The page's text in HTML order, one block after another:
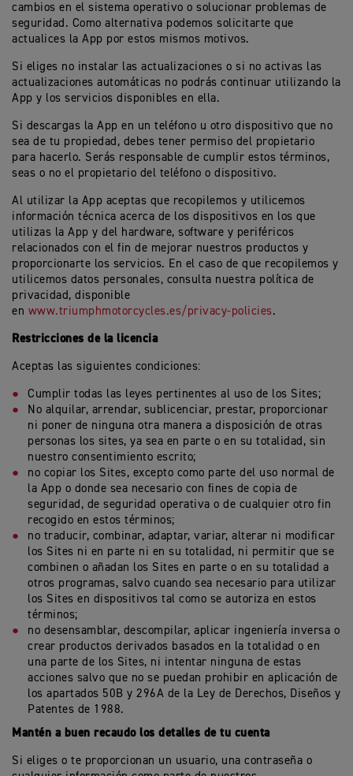
cambios en el sistema operativo o solucionar problemas de
seguridad. Como alternativa podemos solicitarte que
actualices la App por estos mismos motivos.
Si eliges no instalar las actualizaciones o si no activas las
actualizaciones automáticas no podrás continuar utilizando la
App y los servicios disponibles en ella.
Si descargas la App en un teléfono u otro dispositivo que no
sea de tu propiedad, debes tener permiso del propietario
para hacerlo. Serás responsable de cumplir estos términos,
seas o no el propietario del teléfono o dispositivo.
Al utilizar la App aceptas que recopilemos y utilicemos
información técnica acerca de los dispositivos en los que
utilizas la App y del hardware, software y periféricos
relacionados con el fin de mejorar nuestros productos y
proporcionarte los servicios. En el caso de que recopilemos y
utilicemos datos personales, consulta nuestra política de
privacidad, disponible
en www.triumphmotorcycles.es/privacy-policies.
Restricciones de la licencia
Aceptas las siguientes condiciones:
Cumplir todas las leyes pertinentes al uso de los Sites;
No alquilar, arrendar, sublicenciar, prestar, proporcionar
ni poner de ninguna otra manera a disposición de otras
personas los sites, ya sea en parte o en su totalidad, sin
nuestro consentimiento escrito;
no copiar los Sites, excepto como parte del uso normal de
la App o donde sea necesario con fines de copia de
seguridad, de seguridad operativa o de cualquier otro fin
recogido en estos términos;
no traducir, combinar, adaptar, variar, alterar ni modificar
los Sites ni en parte ni en su totalidad, ni permitir que se
combinen o añadan los Sites en parte o en su totalidad a
otros programas, salvo cuando sea necesario para utilizar
los Sites en dispositivos tal como se autoriza en estos
términos;
no desensamblar, descompilar, aplicar ingeniería inversa o
crear productos derivados basados en la totalidad o en
una parte de los Sites, ni intentar ninguna de estas
acciones salvo que no se puedan prohibir en aplicación de
los apartados 50B y 296A de la Ley de Derechos, Diseños y
Patentes de 1988.
Mantén a buen recaudo los detalles de tu cuenta
Si eliges o te proporcionan un usuario, una contraseña o